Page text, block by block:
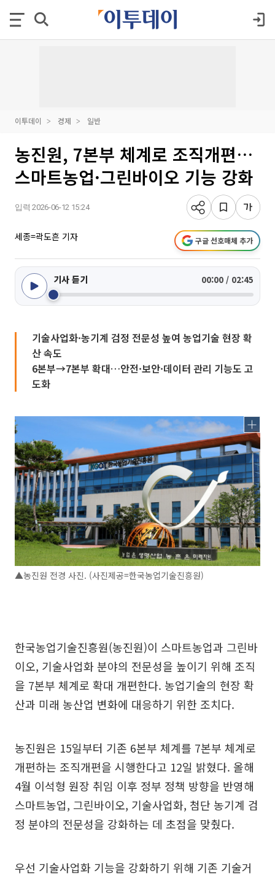
이투데이 경제 일반
농진원, 7본부 체계로 조직개편…
스마트농업·그린바이오 기능 강화
입력 2026-06-12 15:24
세종=곽도흔 기자 구글 선호매체 추가
기사 듣기 00:00 / 02:45
기술사업화·농기계 검정 전문성 높여 농업기술 현장 확
산 속도
6본부→7본부 확대…안전·보안·데이터 관리 기능도 고
도화
▲농진원 전경 사진. (사진제공=한국농업기술진흥원)
한국농업기술진흥원(농진원)이 스마트농업과 그린바
이오, 기술사업화 분야의 전문성을 높이기 위해 조직
을 7본부 체계로 확대 개편한다. 농업기술의 현장 확
산과 미래 농산업 변화에 대응하기 위한 조치다.
농진원은 15일부터 기존 6본부 체계를 7본부 체계로
개편하는 조직개편을 시행한다고 12일 밝혔다. 올해
4월 이석형 원장 취임 이후 정부 정책 방향을 반영해
스마트농업, 그린바이오, 기술사업화, 첨단 농기계 검
정 분야의 전문성을 강화하는 데 초점을 맞췄다.
우선 기술사업화 기능을 강화하기 위해 기존 기술거